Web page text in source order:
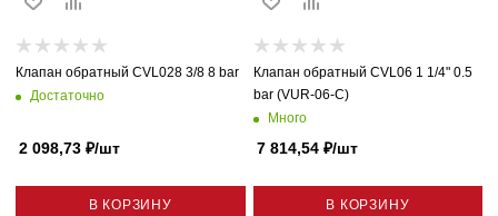
Клапан обратный CVL028 3/8 8 bar
Достаточно
2 098,73 ₽/шт
В КОРЗИНУ
Клапан обратный CVL06 1 1/4" 0.5
bar (VUR-06-C)
Много
7 814,54₽/шт
В КОРЗИНУ